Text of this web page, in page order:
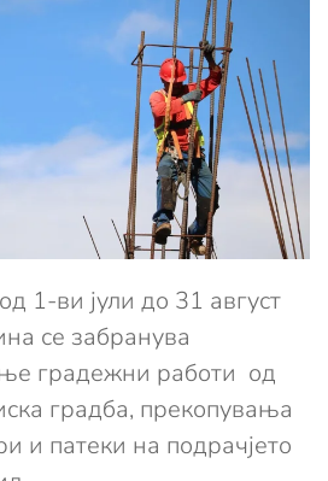
1-ви јули до 31 август
се забранува
градежни работи од
градба, прекопувања
и патеки на подрачјето